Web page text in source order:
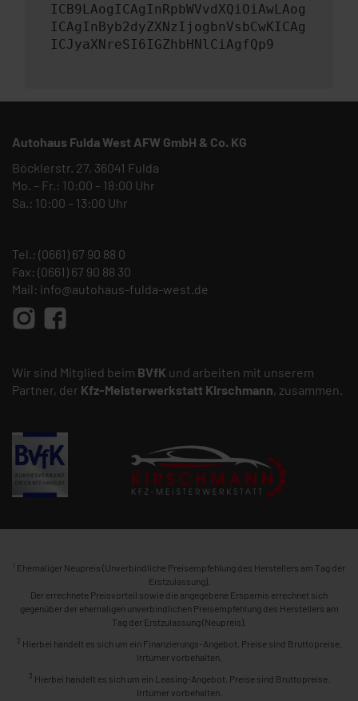
ICB9LAogICAgInRpbWVvdXQiOiAwLAog
ICAgInByb2dyZXNzIjogbnVsbCwKICAg
ICJyaXNreSI6IGZhbHNlCiAgfQp9
Autohaus Fulda West AFW GmbH & Co. KG
Böcklerstr. 27, 36041 Fulda
Mo. – Fr.: 10:00 – 18:00 Uhr
Sa.: 10:00 – 13:00 Uhr
Tel.: (0661) 67 90 88 0
Fax: (0661) 67 90 88 30
Mail: info@autohaus-fulda-west.de
Wir sind Mitglied beim BVfK und arbeiten mit unserem
Partner, der Kfz-Meisterwerkstatt Kirschmann, zusammen.
1 Ehemaliger Neupreis (Unverbindliche Preisempfehlung des Herstellers am Tag der
Erstzulassung).
Der errechnete Preisvorteil sowie die angegebene Ersparnis errechnet sich
gegenüber der ehemaligen unverbindlichen Preisempfehlung des Herstellers am
Tag der Erstzulassung (Neupreis).
2 Hierbei handelt es sich um ein Finanzierungs-Angebot. Preise sind Bruttopreise.
Irrtümer vorbehalten.
3 Hierbei handelt es sich um ein Leasing-Angebot. Preise sind Bruttopreise.
Irrtümer vorbehalten.